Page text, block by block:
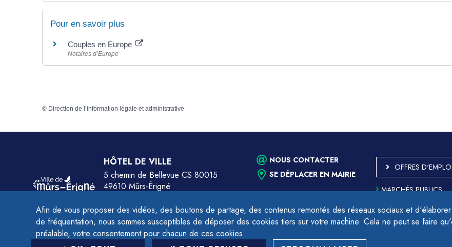
Afin de vous proposer des vidéos, des boutons de partage, des contenus remontés des réseaux sociaux et
de fréquentation, nous sommes susceptibles de déposer des cookies tiers sur votre machine. Cela ne peut se faire
préalable, votre consentement pour chacun de ces cookies.
Pour en savoir plus
Couples en Europe
Notaires d’Europe
© Direction de l’information légale et administrative
HÔTEL DE VILLE
5 chemin de Bellevue CS 80015
49610 Mûrs-Érigné
Du lundi au jeudi de 9h à 12h et de 14h à 17h.
Le vendredi de 9h à 12h et de 14h à 16h.
NOUS CONTACTER
SE DÉPLACER EN MAIRIE
OFFRES D'EMPLOI
MARCHÉS PUBLICS
CONFORME
PLAN DU SITE